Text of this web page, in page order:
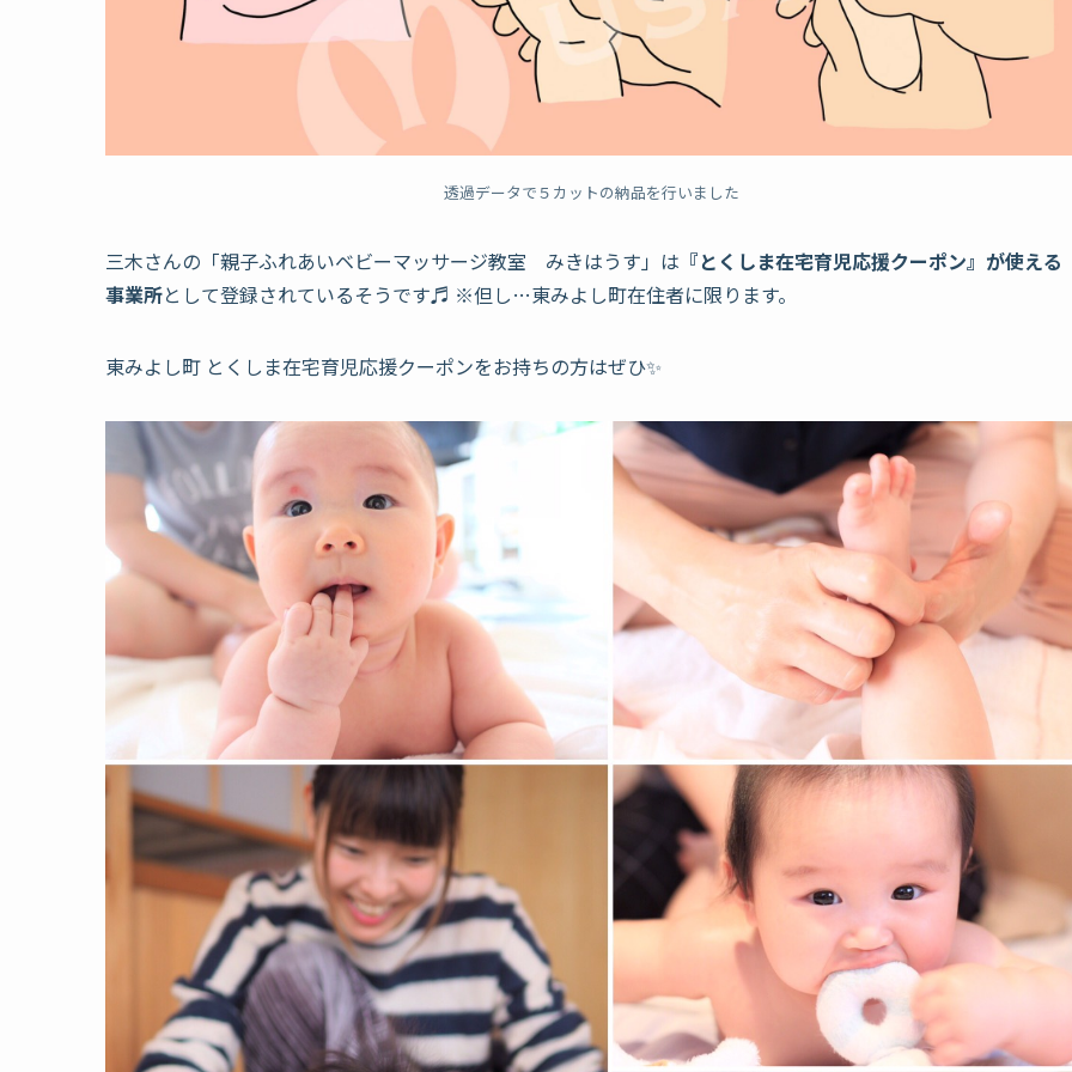
透過データで５カットの納品を行いました
三木さんの「親子ふれあいベビーマッサージ教室 みきはうす」は 『とくしま在宅育児応援クーポン』が使える
事業所として登録されているそうです♬ ※但し…東みよし町在住者に限ります。
東みよし町 とくしま在宅育児応援クーポンをお持ちの方はぜひ✨